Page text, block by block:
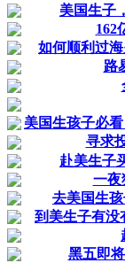
美国生子
162
如何顺利过
路
美国生孩子必
寻求
赴美生子
一夜
去美国生
到美生子有没
黑五即